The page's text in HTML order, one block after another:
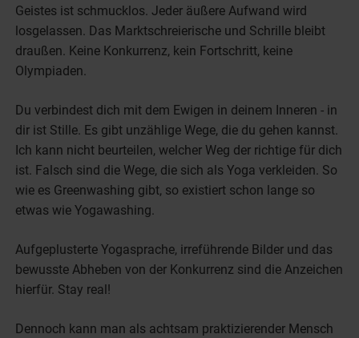
Geistes ist schmucklos. Jeder äußere Aufwand wird
losgelassen. Das Marktschreierische und Schrille bleibt
draußen. Keine Konkurrenz, kein Fortschritt, keine
Olympiaden.
Du verbindest dich mit dem Ewigen in deinem Inneren - in
dir ist Stille. Es gibt unzählige Wege, die du gehen kannst.
Ich kann nicht beurteilen, welcher Weg der richtige für dich
ist. Falsch sind die Wege, die sich als Yoga verkleiden. So
wie es Greenwashing gibt, so existiert schon lange so
etwas wie Yogawashing.
Aufgeplusterte Yogasprache, irreführende Bilder und das
bewusste Abheben von der Konkurrenz sind die Anzeichen
hierfür. Stay real!
Dennoch kann man als achtsam praktizierender Mensch